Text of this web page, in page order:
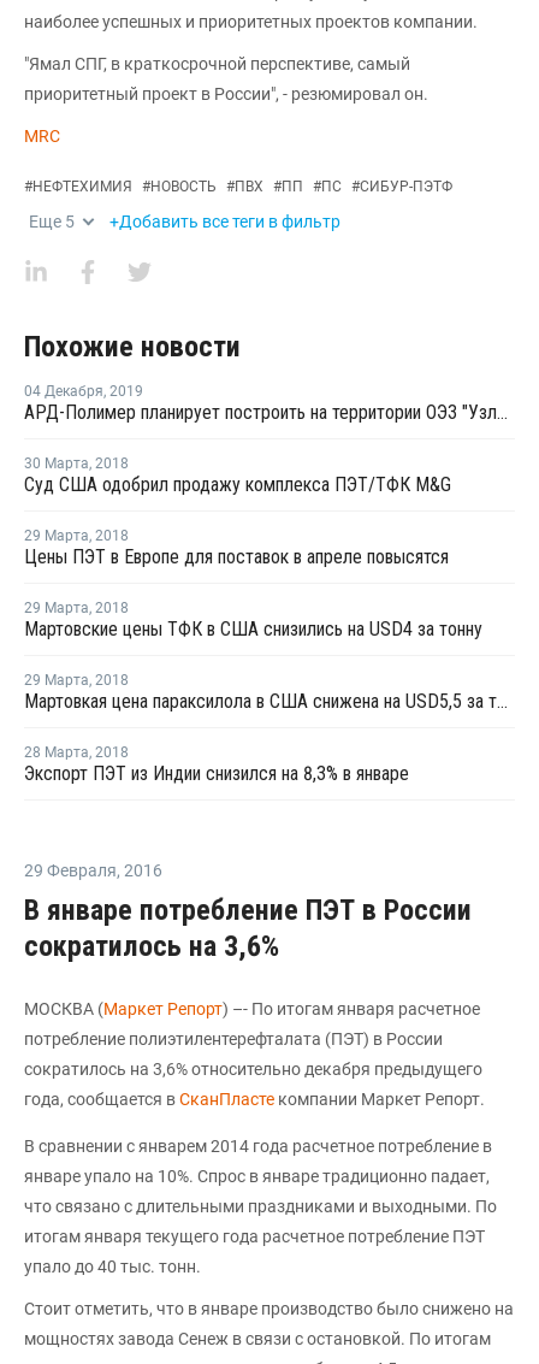
наиболее успешных и приоритетных проектов компании.
"Ямал СПГ, в краткосрочной перспективе, самый
приоритетный проект в России", - резюмировал он.
MRC
#НЕФТЕХИМИЯ #НОВОСТЬ #ПВХ #ПП #ПС #СИБУР-ПЭТФ
Еще 5 +Добавить все теги в фильтр
Похожие новости
04 Декабря, 2019
АРД-Полимер планирует построить на территории ОЭЗ "Узловая" производство пленок из ПЭТ
30 Марта, 2018
Суд США одобрил продажу комплекса ПЭТ/ТФК M&G
29 Марта, 2018
Цены ПЭТ в Европе для поставок в апреле повысятся
29 Марта, 2018
Мартовские цены ТФК в США снизились на USD4 за тонну
29 Марта, 2018
Мартовкая цена параксилола в США снижена на USD5,5 за тонну
28 Марта, 2018
Экспорт ПЭТ из Индии снизился на 8,3% в январе
29 Февраля, 2016
В январе потребление ПЭТ в России
сократилось на 3,6%
МОСКВА (Маркет Репорт) –- По итогам января расчетное
потребление полиэтилентерефталата (ПЭТ) в России
сократилось на 3,6% относительно декабря предыдущего
года, сообщается вСканПласте компании Маркет Репорт.
В сравнении с январем 2014 года расчетное потребление в
январе упало на 10%. Спрос в январе традиционно падает,
что связано с длительными праздниками и выходными. По
итогам января текущего года расчетное потребление ПЭТ
упало до 40 тыс. тонн.
Стоит отметить, что в январе производство было снижено на
мощностях завода Сенеж в связи с остановкой. По итогам